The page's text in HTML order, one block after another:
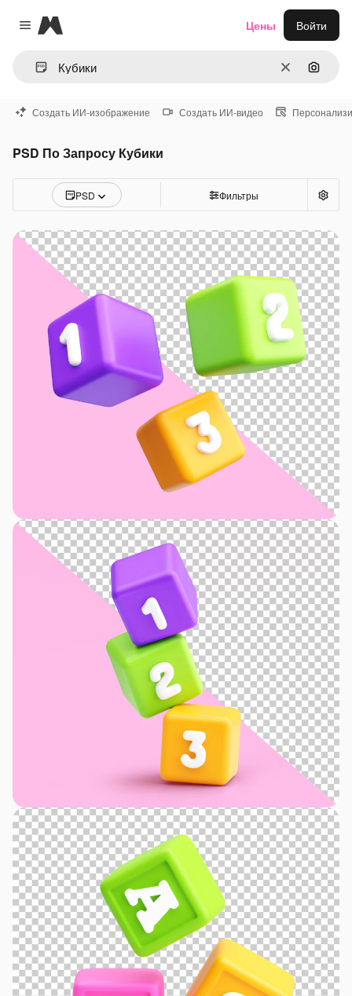
Close menu
Magnific
ОчиститьПоиск
Цены Войти
Создать ИИ-изображение Создать ИИ-видео
PSD По Запросу Кубики
PSD Фильтры